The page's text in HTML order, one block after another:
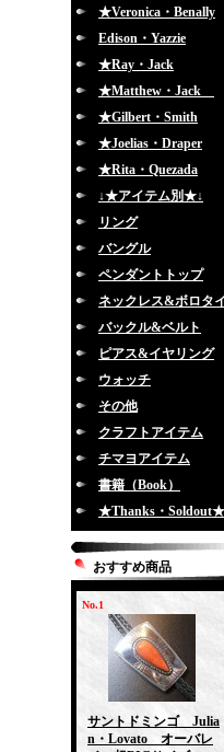
★Veronica・Benally
Edison・Yazzie
★Ray・Jack
★Matthew・Jack
★Gilbert・Smith
★Joelias・Draper
★Rita・Quezada
↓★アイテム別★↓
リング
バングル
ペンダントトップ
ネックレス&ボロタ
バックル&ベルト
ピアス&イヤリング
ウォッチ
その他
クラフトアイテム
チマヨアイテム
書籍（Book）
★Thanks・Soldout★
おすすめ商品
No.1
サントドミンゴ Julia
n・Lovato オーバレ